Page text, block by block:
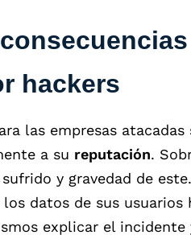
hackers
las empresas
a su reputación.
y gravedad de
datos de sus
explicar el incidente